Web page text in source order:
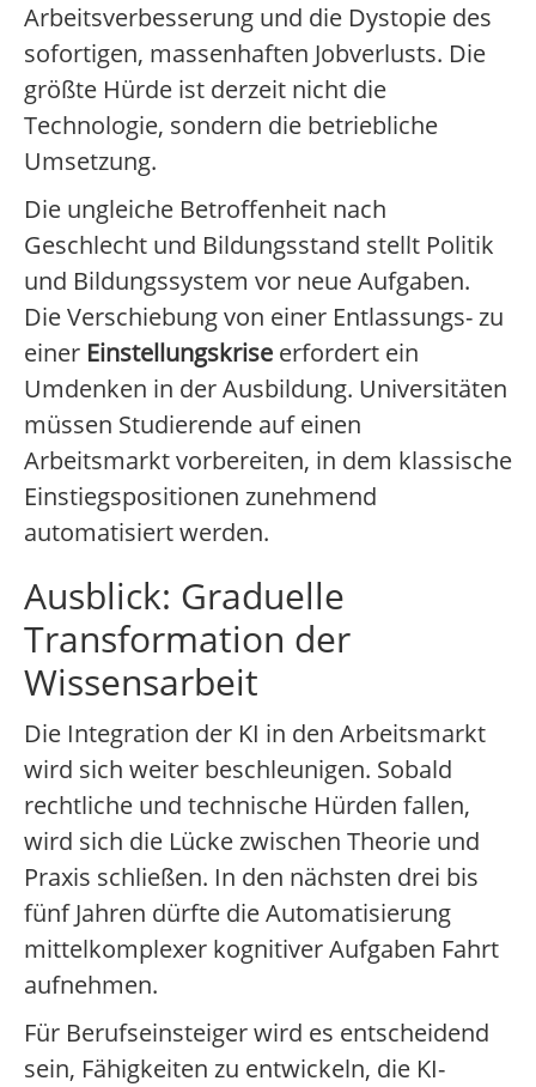
Arbeitsverbesserung und die Dystopie des
sofortigen, massenhaften Jobverlusts. Die
größte Hürde ist derzeit nicht die
Technologie, sondern die betriebliche
Umsetzung.
Die ungleiche Betroffenheit nach
Geschlecht und Bildungsstand stellt Politik
und Bildungssystem vor neue Aufgaben.
Die Verschiebung von einer Entlassungs- zu
einer Einstellungskrise erfordert ein
Umdenken in der Ausbildung. Universitäten
müssen Studierende auf einen
Arbeitsmarkt vorbereiten, in dem klassische
Einstiegspositionen zunehmend
automatisiert werden.
Ausblick: Graduelle
Transformation der
Wissensarbeit
Die Integration der KI in den Arbeitsmarkt
wird sich weiter beschleunigen. Sobald
rechtliche und technische Hürden fallen,
wird sich die Lücke zwischen Theorie und
Praxis schließen. In den nächsten drei bis
fünf Jahren dürfte die Automatisierung
mittelkomplexer kognitiver Aufgaben Fahrt
aufnehmen.
Für Berufseinsteiger wird es entscheidend
sein, Fähigkeiten zu entwickeln, die KI-